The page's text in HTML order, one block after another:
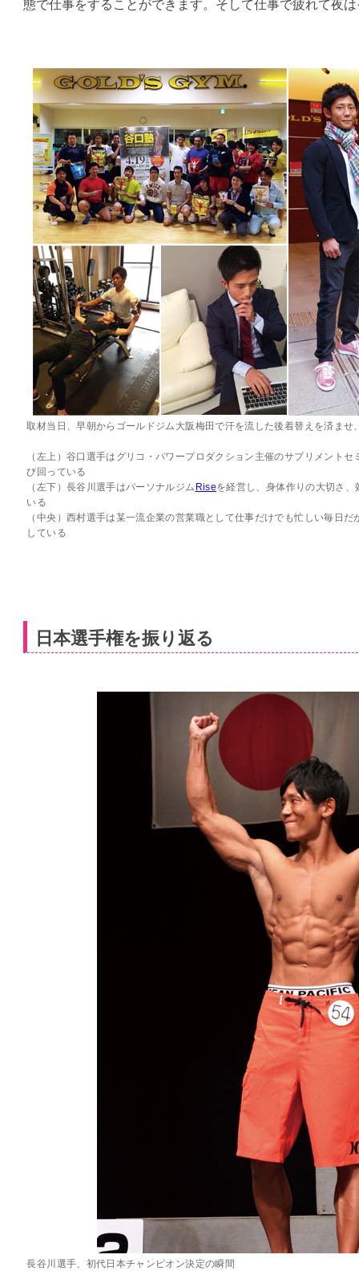
態で仕事をすることができます。そして仕事で疲れて夜
取材当日、早朝からゴールドジム大阪梅田で汗を流した後着替えを済ま
（左上）谷口選手はグリコ・パワープロダクション主催のサプリメント
び回っている
（左下）長谷川選手はパーソナルジム Riseを経営し、身体作りの大切さ
いる
（中央）西村選手は某一流企業の営業職として仕事だけでも忙しい毎日
している
日本選手権を振り返る
長谷川選手、初代日本チャンピオン決定の瞬間